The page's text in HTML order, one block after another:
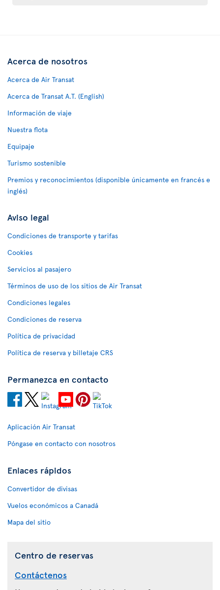
Acerca de nosotros
Acerca de Air Transat
Acerca de Transat A.T. (English)
Información de viaje
Nuestra flota
Equipaje
Turismo sostenible
Premios y reconocimientos (disponible únicamente en francés e
inglés)
Aviso legal
Condiciones de transporte y tarifas
Cookies
Servicios al pasajero
Términos de uso de los sitios de Air Transat
Condiciones legales
Condiciones de reserva
Política de privacidad
Política de reserva y billetaje CRS
Permanezca en contacto
Aplicación Air Transat
Póngase en contacto con nosotros
Enlaces rápidos
Convertidor de divisas
Vuelos económicos a Canadá
Mapa del sitio
Centro de reservas
Contáctenos